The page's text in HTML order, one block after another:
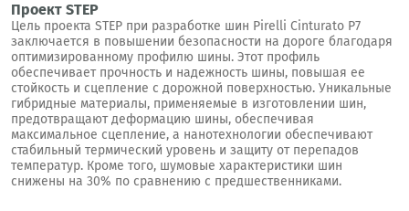
Проект STEP
Цель проекта STEP при разработке шин Pirelli Cinturato P7
заключается в повышении безопасности на дороге благодаря
оптимизированному профилю шины. Этот профиль
обеспечивает прочность и надежность шины, повышая ее
стойкость и сцепление с дорожной поверхностью. Уникальные
гибридные материалы, применяемые в изготовлении шин,
предотвращают деформацию шины, обеспечивая
максимальное сцепление, а нанотехнологии обеспечивают
стабильный термический уровень и защиту от перепадов
температур. Кроме того, шумовые характеристики шин
снижены на 30% по сравнению с предшественниками.